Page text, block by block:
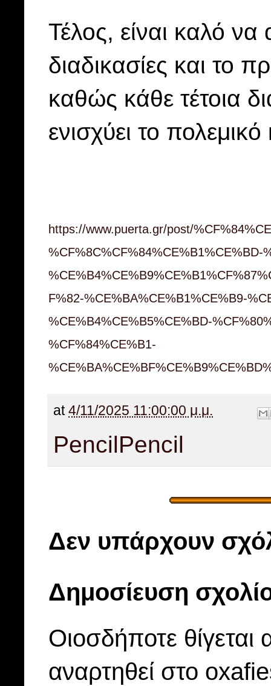
Τέλος, είναι καλό να
διαδικασίες και το
καθώς κάθε τέτοια
ενισχύει το
https://www.puerta.gr/post/
%CF%8C%CF%84%CE%B1%CE%BD-
F%82-%CE%BA%CE%B1%CE%B9-
%CE%B4%CE%B5%CE%BD-
%CF%84%CE%B1-
at 4/11/2025 11:00:00 μ.μ.
PencilPencil
Δεν υπάρχουν
Δημοσίευση
Οιοσδήποτε
αναρτηθεί στο